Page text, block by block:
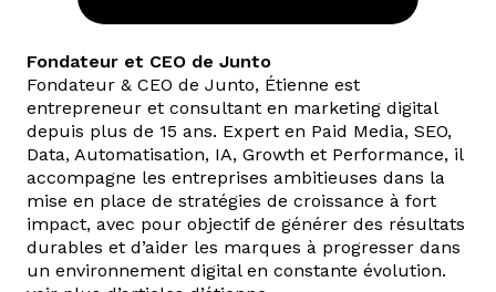
Fondateur et CEO de Junto
Fondateur & CEO de Junto, Étienne est
entrepreneur et consultant en marketing digital
depuis plus de 15 ans. Expert en Paid Media, SEO,
Data, Automatisation, IA, Growth et Performance, il
accompagne les entreprises ambitieuses dans la
mise en place de stratégies de croissance à fort
impact, avec pour objectif de générer des résultats
durables et d’aider les marques à progresser dans
un environnement digital en constante évolution.